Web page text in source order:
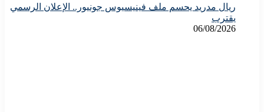
ريال مدريد يحسم ملف فينيسيوس جونيور.. الإعلان الرسمي
يقترب
06/08/2026